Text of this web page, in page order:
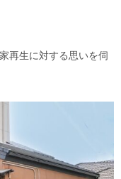
再生に対する思いを伺